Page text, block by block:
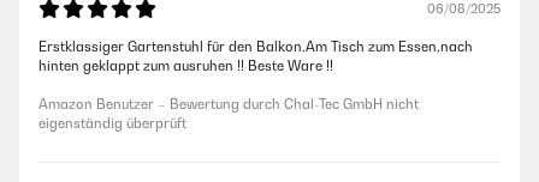
06/08/2025
Erstklassiger Gartenstuhl für den Balkon.Am Tisch zum Essen,nach
hinten geklappt zum ausruhen !! Beste Ware !!
Amazon Benutzer – Bewertung durch Chal-Tec GmbH nicht
eigenständig überprüft